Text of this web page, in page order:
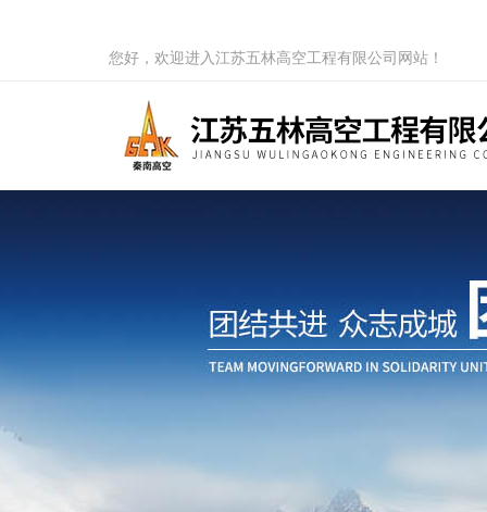
您好，欢迎进入江苏五林高空工程有限公司网站！